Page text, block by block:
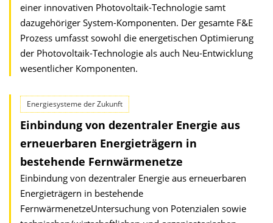
einer innovativen Photovoltaik-Technologie samt
dazugehöriger System-Komponenten. Der gesamte F&E
Prozess umfasst sowohl die energetischen Optimierung
der Photovoltaik-Technologie als auch Neu-Entwicklung
wesentlicher Komponenten.
Energiesysteme der Zukunft
Einbindung von dezentraler Energie aus
erneuerbaren Energieträgern in
bestehende Fernwärmenetze
Einbindung von dezentraler Energie aus erneuerbaren
Energieträgern in bestehende
FernwärmenetzeUntersuchung von Potenzialen sowie